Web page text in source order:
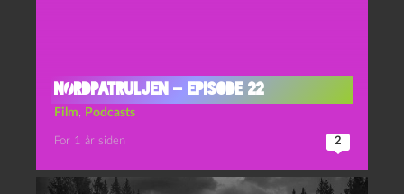
Nørdpatruljen – Episode 22
Film, Podcasts
For 1 år siden 2